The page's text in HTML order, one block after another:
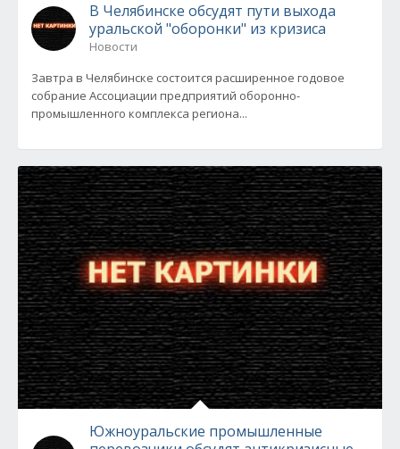
В Челябинске обсудят пути выхода
уральской "оборонки" из кризиса
Новости
Завтра в Челябинске состоится расширенное годовое
собрание Ассоциации предприятий оборонно-
промышленного комплекса региона...
Южноуральские промышленные